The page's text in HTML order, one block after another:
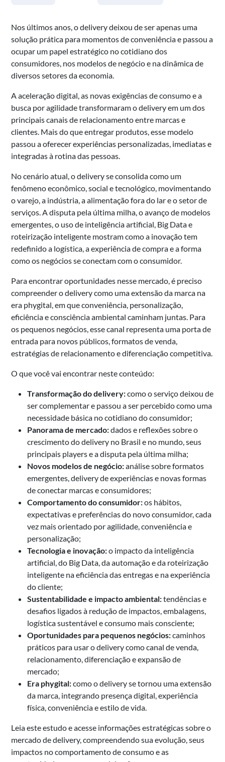
Nos últimos anos, o delivery deixou de ser apenas uma
solução prática para momentos de conveniência e passou a
ocupar um papel estratégico no cotidiano dos
consumidores, nos modelos de negócio e na dinâmica de
diversos setores da economia.
A aceleração digital, as novas exigências de consumo e a
busca por agilidade transformaram o delivery em um dos
principais canais de relacionamento entre marcas e
clientes. Mais do que entregar produtos, esse modelo
passou a oferecer experiências personalizadas, imediatas e
integradas à rotina das pessoas.
No cenário atual, o delivery se consolida como um
fenômeno econômico, social e tecnológico, movimentando
o varejo, a indústria, a alimentação fora do lar e o setor de
serviços. A disputa pela última milha, o avanço de modelos
emergentes, o uso de inteligência artificial, Big Data e
roteirização inteligente mostram como a inovação tem
redefinido a logística, a experiência de compra e a forma
como os negócios se conectam com o consumidor.
Para encontrar oportunidades nesse mercado, é preciso
compreender o delivery como uma extensão da marca na
era phygital, em que conveniência, personalização,
eficiência e consciência ambiental caminham juntas. Para
os pequenos negócios, esse canal representa uma porta de
entrada para novos públicos, formatos de venda,
estratégias de relacionamento e diferenciação competitiva.
O que você vai encontrar neste conteúdo:
Transformação do delivery:como o serviço deixou de
ser complementar e passou a ser percebido como uma
necessidade básica no cotidiano do consumidor;
Panorama de mercado:dados e reflexões sobre o
crescimento do delivery no Brasil e no mundo, seus
principais players e a disputa pela última milha;
Novos modelos de negócio:análise sobre formatos
emergentes, delivery de experiências e novas formas
de conectar marcas e consumidores;
Comportamento do consumidor:os hábitos,
expectativas e preferências do novo consumidor, cada
vez mais orientado por agilidade, conveniência e
personalização;
Tecnologia e inovação:o impacto da inteligência
artificial, do Big Data, da automação e da roteirização
inteligente na eficiência das entregas e na experiência
do cliente;
Sustentabilidade e impacto ambiental:tendências e
desafios ligados à redução de impactos, embalagens,
logística sustentável e consumo mais consciente;
Oportunidades para pequenos negócios:caminhos
práticos para usar o delivery como canal de venda,
relacionamento, diferenciação e expansão de
mercado;
Era phygital:como o delivery se tornou uma extensão
da marca, integrando presença digital, experiência
física, conveniência e estilo de vida.
Leia este estudo e acesse informações estratégicas sobre o
mercado de delivery, compreendendo sua evolução, seus
impactos no comportamento de consumo e as